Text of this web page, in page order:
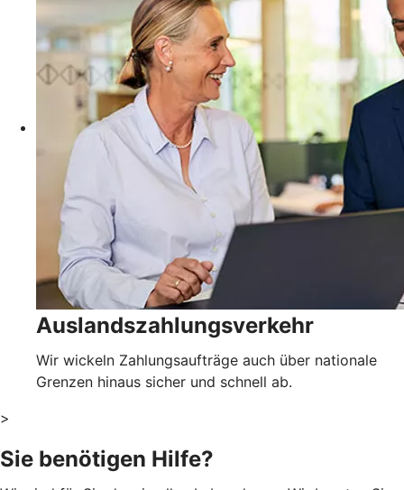
Auslandszahlungsverkehr
Wir wickeln Zahlungsaufträge auch über nationale
Grenzen hinaus sicher und schnell ab.
>
Sie benötigen Hilfe?